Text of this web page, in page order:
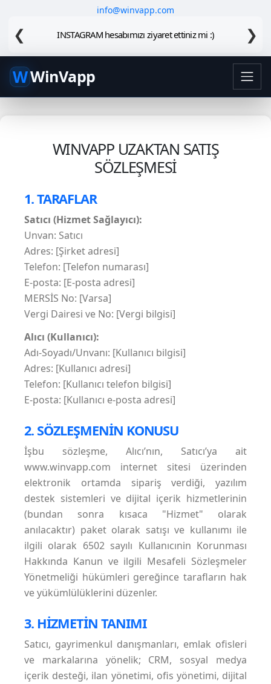
info@winvapp.com
❮ INSTAGRAM hesabımızı ziyaret ettiniz mi :) ❯
WWinVapp
WINVAPP UZAKTAN SATIŞ
SÖZLEŞMESİ
1. TARAFLAR
Satıcı (Hizmet Sağlayıcı):
Unvan: Satıcı
Adres: [Şirket adresi]
Telefon: [Telefon numarası]
E-posta: [E-posta adresi]
MERSİS No: [Varsa]
Vergi Dairesi ve No: [Vergi bilgisi]
Alıcı (Kullanıcı):
Adı-Soyadı/Unvanı: [Kullanıcı bilgisi]
Adres: [Kullanıcı adresi]
Telefon: [Kullanıcı telefon bilgisi]
E-posta: [Kullanıcı e-posta adresi]
2. SÖZLEŞMENİN KONUSU
İşbu sözleşme, Alıcı’nın, Satıcı’ya ait
www.winvapp.com internet sitesi üzerinden
elektronik ortamda sipariş verdiği, yazılım
destek sistemleri ve dijital içerik hizmetlerinin
(bundan sonra kısaca "Hizmet" olarak
anılacaktır) paket olarak satışı ve kullanımı ile
ilgili olarak 6502 sayılı Kullanıcınin Korunması
Hakkında Kanun ve ilgili Mesafeli Sözleşmeler
Yönetmeliği hükümleri gereğince tarafların hak
ve yükümlülüklerini düzenler.
3. HİZMETİN TANIMI
Satıcı, gayrimenkul danışmanları, emlak ofisleri
ve markalarına yönelik; CRM, sosyal medya
içerik desteği, ilan yönetimi, ofis yönetimi, dijital